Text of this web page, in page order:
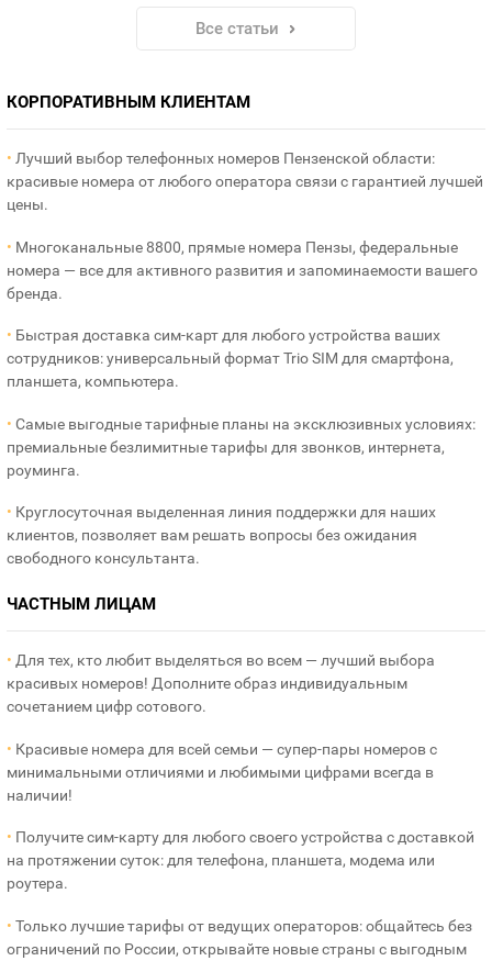
Все статьи
КОРПОРАТИВНЫМ КЛИЕНТАМ
• Лучший выбор телефонных номеров Пензенской области:
красивые номера от любого оператора связи с гарантией лучшей
цены.
• Многоканальные 8800, прямые номера Пензы, федеральные
номера — все для активного развития и запоминаемости вашего
бренда.
• Быстрая доставка сим-карт для любого устройства ваших
сотрудников: универсальный формат Trio SIM для смартфона,
планшета, компьютера.
• Самые выгодные тарифные планы на эксклюзивных условиях:
премиальные безлимитные тарифы для звонков, интернета,
роуминга.
• Круглосуточная выделенная линия поддержки для наших
клиентов, позволяет вам решать вопросы без ожидания
свободного консультанта.
ЧАСТНЫМ ЛИЦАМ
• Для тех, кто любит выделяться во всем — лучший выбора
красивых номеров! Дополните образ индивидуальным
сочетанием цифр сотового.
• Красивые номера для всей семьи — супер-пары номеров с
минимальными отличиями и любимыми цифрами всегда в
наличии!
• Получите сим-карту для любого своего устройства с доставкой
на протяжении суток: для телефона, планшета, модема или
роутера.
• Только лучшие тарифы от ведущих операторов: общайтесь без
ограничений по России, открывайте новые страны с выгодным